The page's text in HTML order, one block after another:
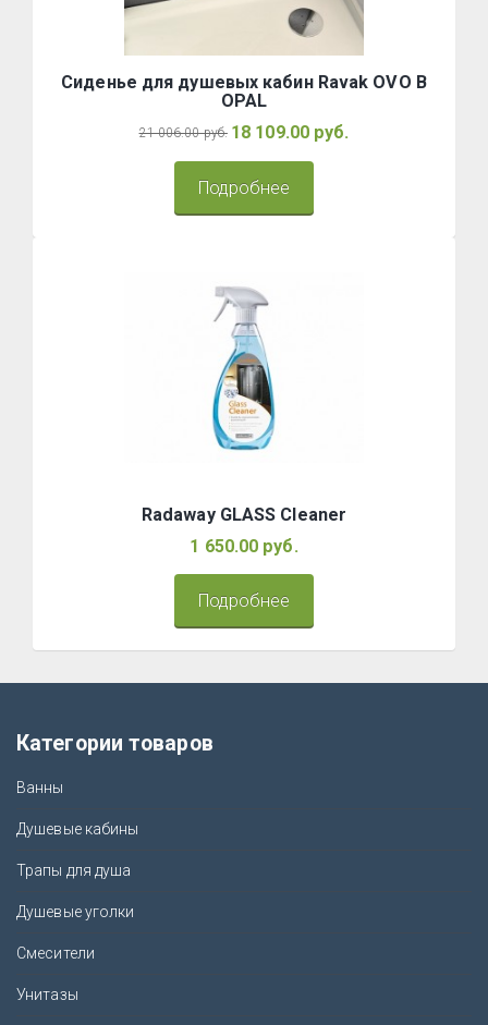
Сиденье для душевых кабин Ravak OVO B
OPAL
21 006.00 руб. 18 109.00 руб.
Подробнее
Radaway GLASS Cleaner
1 650.00 руб.
Подробнее
Категории товаров
Ванны
Душевые кабины
Трапы для душа
Душевые уголки
Смесители
Унитазы